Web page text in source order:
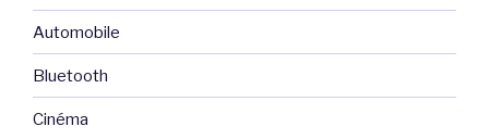
Automobile
Bluetooth
Cinéma